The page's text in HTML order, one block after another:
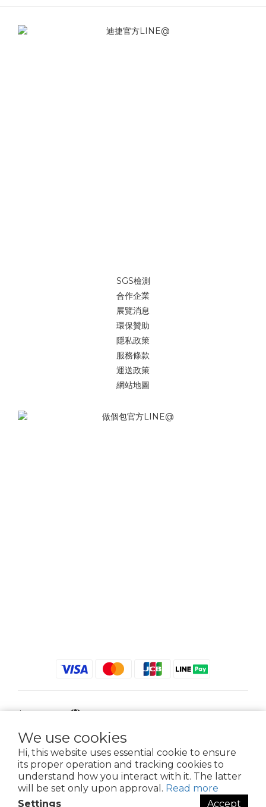
We use cookies
Hi, this website uses essential cookie to ensure
its proper operation and tracking cookies to
understand how you interact with it. The latter
will be set only upon approval. Read more
Settings
Accept
SGS檢測
合作企業
展覽消息
環保贊助
隱私政策
服務條款
運送政策
網站地圖
$ TWD English
2021 © iGreenbag | DoaBag | Working Hrs 8:30 - 18:00｜新北市新莊區中正路
659-5號3樓 | 02-2903-8800 | 統編 : 28396448 (唯一統編無關係企業)